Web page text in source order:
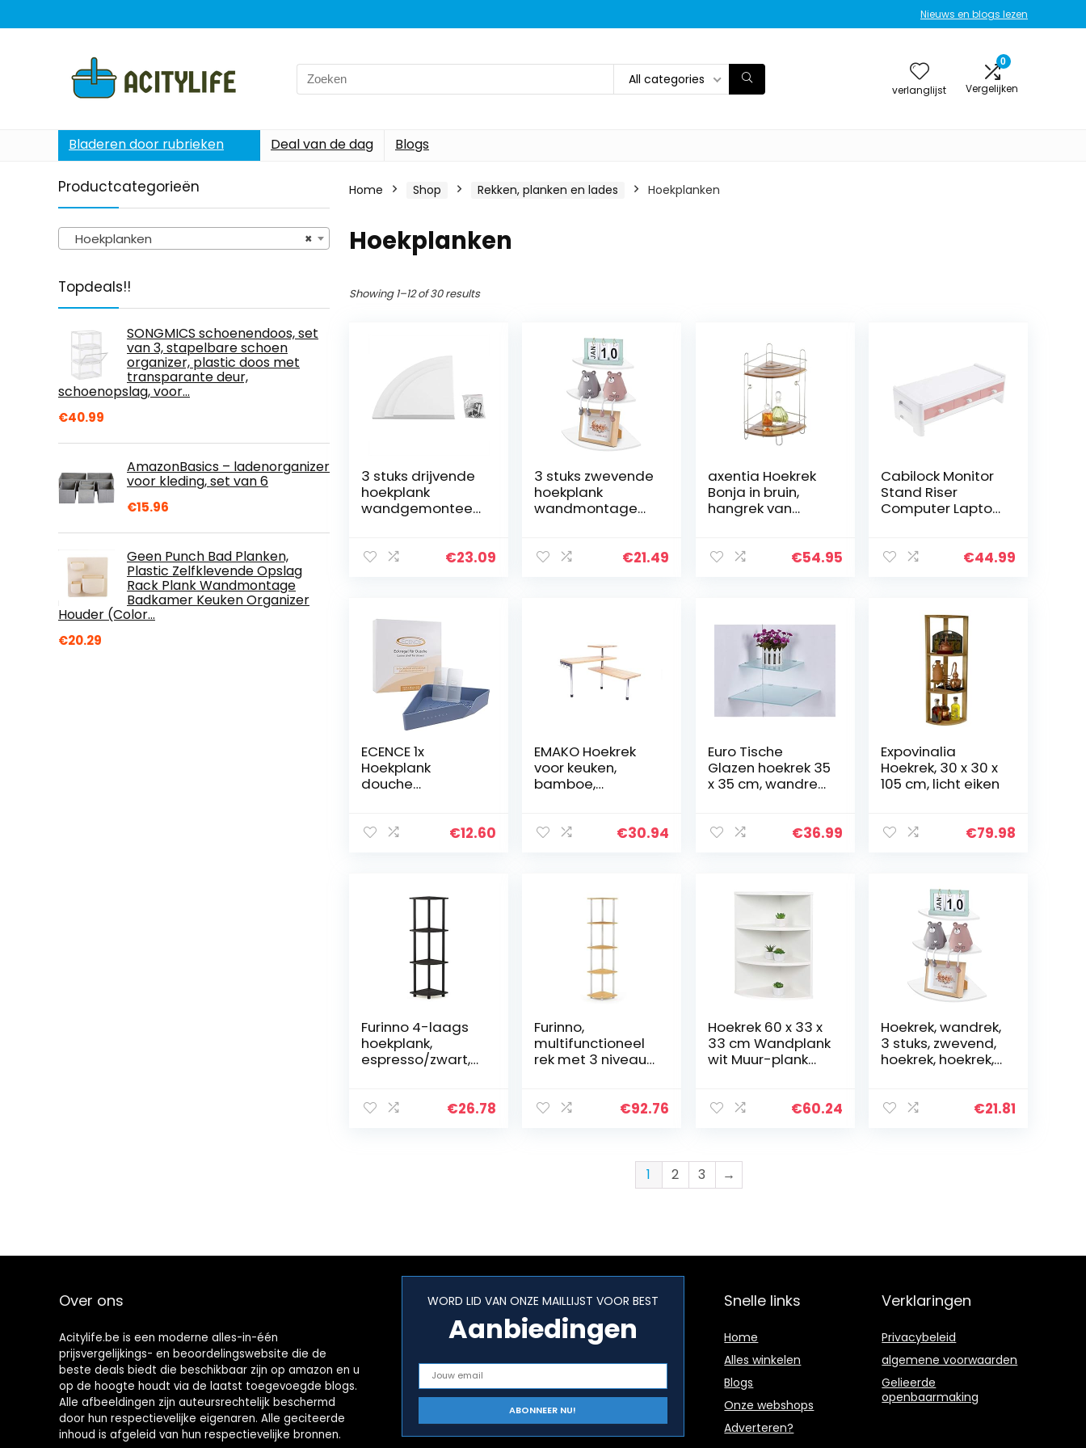
Nieuws en blogs lezen
Search
for:
All categories
verlanglijst
0
Vergelijken
Bladeren door rubrieken Deal van de dag Blogs
Productcategorieën
×
Hoekplanken
Topdeals!!
SONGMICS schoenendoos, set
van 3, stapelbare schoen
organizer, plastic doos met
transparante deur,
schoenopslag, voor…
€40.99
AmazonBasics – ladenorganizer
voor kleding, set van 6
€15.96
Geen Punch Bad Planken,
Plastic Zelfklevende Opslag
Rack Plank Wandmontage
Badkamer Keuken Organizer
Houder (Color…
€20.29
Home Shop Rekken, planken en lades Hoekplanken
Hoekplanken
Showing 1–12 of 30 results
3 stuks drijvende
hoekplank
wandgemonteer
meubelen
wit
€23.09
3 stuks zwevende
hoekplank
wandmontage
kantoor
€21.49
axentia Hoekrek
Bonja in bruin,
hangrek van
verchroomd €54.95
Cabilock Monitor
Stand Riser
Computer Laptop
Scherm Riser met
€44.99
ECENCE 1x
Hoekplank
douche
ABS-kunststof
scheermesje…
€12.60
EMAKO Hoekrek
voor keuken,
bamboe,
niveaus en 4€30.94
Euro Tische
Glazen hoekrek 35
x 35 cm, wandrek
badkamer,
€36.99
Expovinalia
Hoekrek, 30 x 30 x
105 cm, licht eiken
€79.98
Furinno 4-laags
hoekplank,
espresso/zwart,
€26.78
Furinno,
multifunctioneel
rek met 3 niveaus
beuken/wit.
€92.76
Hoekrek 60 x 33 x
33 cm Wandplank
wit Muur-plank
WM053-WM
€60.24
Hoekrek, wandrek,
3 stuks, zwevend,
hoekrek, hoekrek,
boeken, hoekrek,
€21.81
1 2 3 →
Over ons
Acitylife.be is een moderne alles-in-één
prijsvergelijkings- en beoordelingswebsite die de
beste deals biedt die beschikbaar zijn op amazon en u
op de hoogte houdt via de laatst toegevoegde blogs.
Alle afbeeldingen zijn auteursrechtelijk beschermd
door hun respectievelijke eigenaren. Alle geciteerde
inhoud is afgeleid van hun respectievelijke bronnen.
WORD LID VAN ONZE MAILLIJST VOOR BEST
Aanbiedingen
Snelle links
Home
Alles winkelen
Blogs
Onze webshops
Adverteren?
Verklaringen
Privacybeleid
algemene voorwaarden
Gelieerde
openbaarmaking